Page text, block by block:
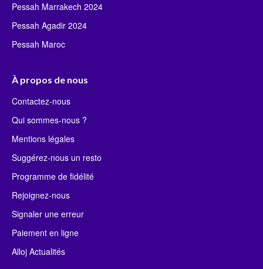
Pessah Marrakech 2024
Pessah Agadir 2024
Pessah Maroc
À propos de nous
Contactez-nous
Qui sommes-nous ?
Mentions légales
Suggérez-nous un resto
Programme de fidélité
Rejoignez-nous
Signaler une erreur
Paiement en ligne
Alloj Actualités